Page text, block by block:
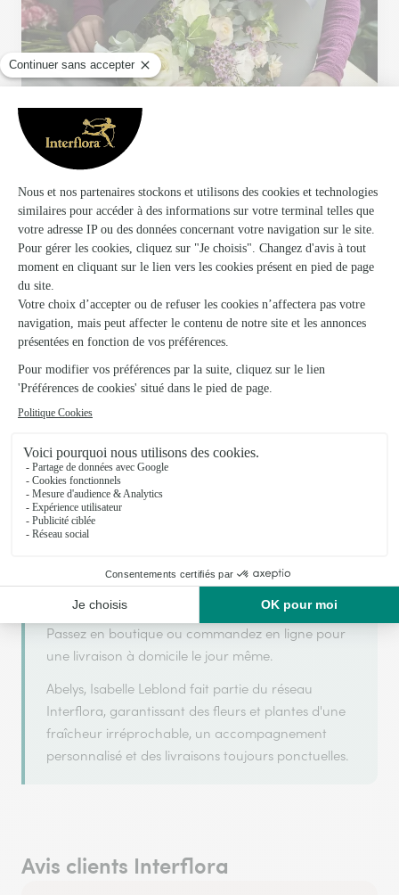
Votre fleuriste artisan à MER
Abelys, Isabelle Leblond s'appuie sur son
florale de référence, pour vous garantir un service
de qualité.
à MER. Avec un souci de fraîcheur et de créativité,
chaque composition florale est réalisée avec soin
pour accompagner vos moments les plus précieux.
Passez en boutique ou commandez en ligne pour
une livraison à domicile le jour même.
Abelys, Isabelle Leblond fait partie du réseau
Interflora, garantissant des fleurs et plantes d'une
fraîcheur irréprochable, un accompagnement
personnalisé et des livraisons toujours ponctuelles.
Avis clients Interflora